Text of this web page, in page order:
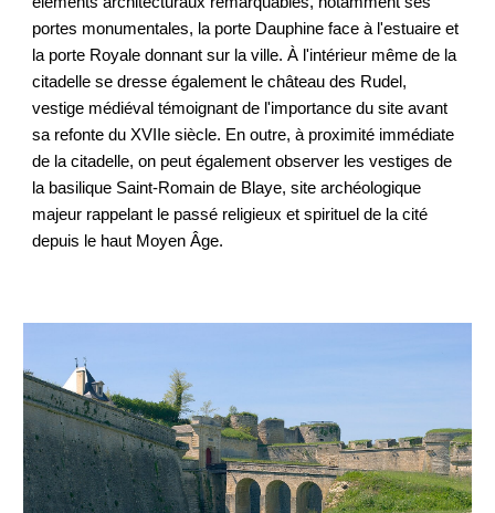
portes monumentales, la porte Dauphine face à l'estuaire et
la porte Royale donnant sur la ville. À l'intérieur même de la
citadelle se dresse également le château des Rudel,
vestige médiéval témoignant de l'importance du site avant
sa refonte du XVIIe siècle. En outre, à proximité immédiate
de la citadelle, on peut également observer les vestiges de
la basilique Saint-Romain de Blaye, site archéologique
majeur rappelant le passé religieux et spirituel de la cité
depuis le haut Moyen Âge.